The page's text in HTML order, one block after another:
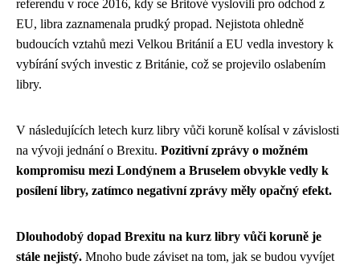
referendu v roce 2016, kdy se Britové vyslovili pro odchod z
EU, libra zaznamenala prudký propad. Nejistota ohledně
budoucích vztahů mezi Velkou Británií a EU vedla investory k
vybírání svých investic z Británie, což se projevilo oslabením
libry.
V následujících letech kurz libry vůči koruně kolísal v závislosti
na vývoji jednání o Brexitu. Pozitivní zprávy o možném
kompromisu mezi Londýnem a Bruselem obvykle vedly k
posílení libry, zatímco negativní zprávy měly opačný efekt.
Dlouhodobý dopad Brexitu na kurz libry vůči koruně je
stále nejistý. Mnoho bude záviset na tom, jak se budou vyvíjet